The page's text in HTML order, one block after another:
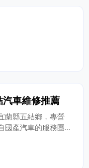
車維修推薦
蘭縣五結鄉，專營
國產汽車的服務團
日系車種，
價。鈞翰汽車擁有